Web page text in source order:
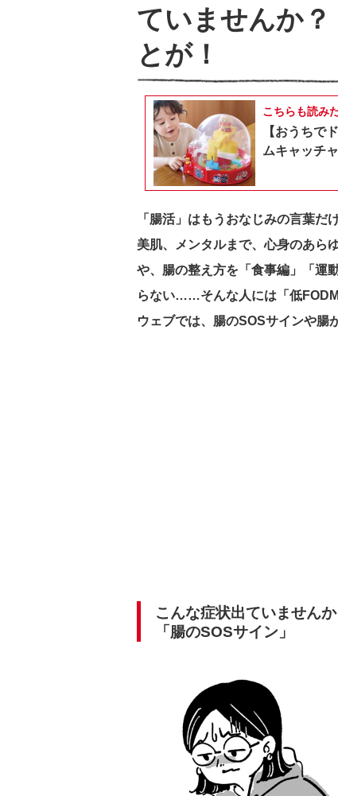
ていませんか
とが！
こちらも読み
【おうちで
ムキャッチ
「腸活」はもうおなじみの言葉
美肌、メンタルまで、心身のあら
や、腸の整え方を「食事編」「運
らない……そんな人には「低
ウェブでは、腸のSOSサインや腸
こんな症状出ていませんか
「腸のSOSサイン」